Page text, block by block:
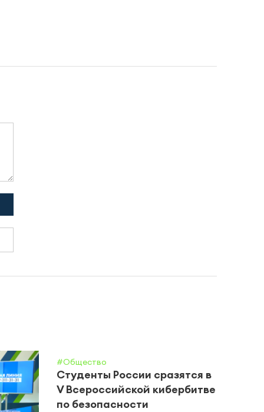
#Общество
Студенты России сразятся в
V Всероссийской кибербитве
по безопасности